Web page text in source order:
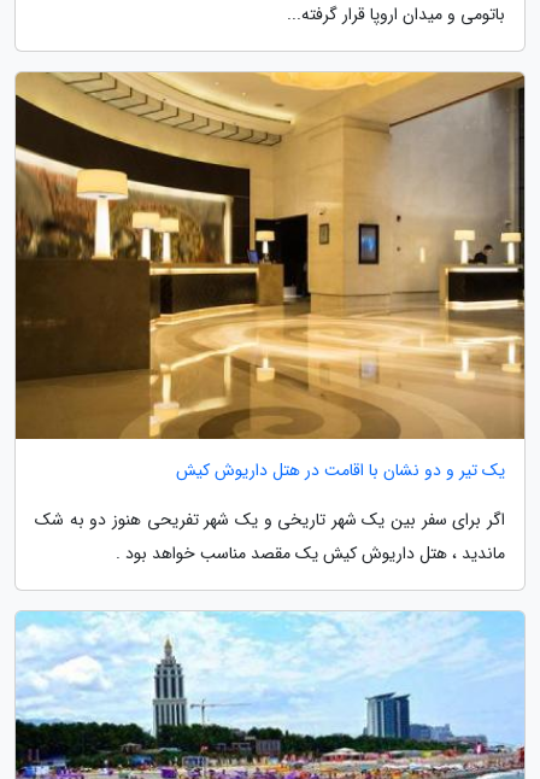
باتومی و میدان اروپا قرار گرفته...
یک تیر و دو نشان با اقامت در هتل داریوش کیش
اگر برای سفر بین یک شهر تاریخی و یک شهر تفریحی هنوز دو به شک
ماندید ، هتل داریوش کیش یک مقصد مناسب خواهد بود .